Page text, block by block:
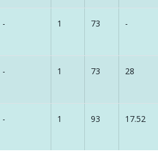
- 1 73 -
- 1 73 28
- 1 93 17.52